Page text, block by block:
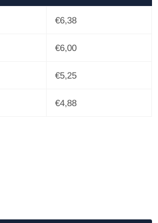
€6,38
€6,00
€5,25
€4,88